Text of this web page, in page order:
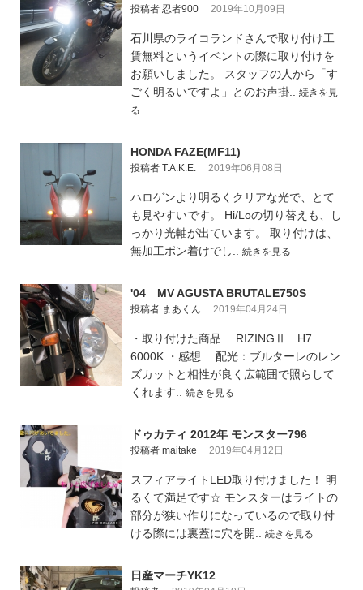
投稿者 忍者900 2019年10月09日
石川県のライコランドさんで取り付け工
賃無料というイベントの際に取り付けを
お願いしました。 スタッフの人から「す
ごく明るいですよ」とのお声掛.. 続きを見
る
HONDA FAZE(MF11)
投稿者 T.A.K.E. 2019年06月08日
ハロゲンより明るくクリアな光で、とて
も見やすいです。 Hi/Loの切り替えも、し
っかり光軸が出ています。 取り付けは、
無加工ポン着けでし.. 続きを見る
'04 MV AGUSTA BRUTALE750S
投稿者 まあくん 2019年04月24日
・取り付けた商品 RIZINGⅡ H7
6000K ・感想 配光：ブルターレのレン
ズカットと相性が良く広範囲で照らして
くれます.. 続きを見る
ドゥカティ 2012年 モンスター796
投稿者 maitake 2019年04月12日
スフィアライトLED取り付けました！ 明
るくて満足です☆ モンスターはライトの
部分が狭い作りになっているので取り付
ける際には裏蓋に穴を開.. 続きを見る
日産マーチYK12